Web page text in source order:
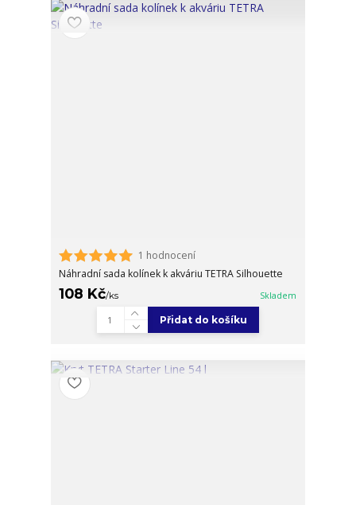
1 hodnocení
Náhradní sada kolínek k akváriu TETRA Silhouette
108 Kč/ks Skladem
Přidat do košíku